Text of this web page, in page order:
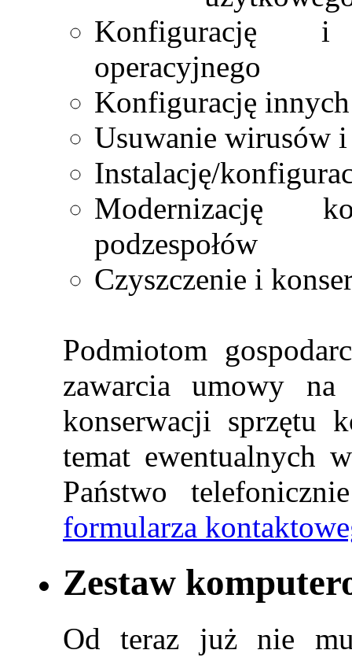
Konfigurację i
operacyjnego
Konfigurację
Usuwanie wirusów
Instalację/
Modernizację
podzespołów
Czyszczenie i
Podmiotom
zawarcia umowy na
konserwacji sprzętu
temat ewentualnych
Państwo
formularza
Zestaw
Od teraz już nie